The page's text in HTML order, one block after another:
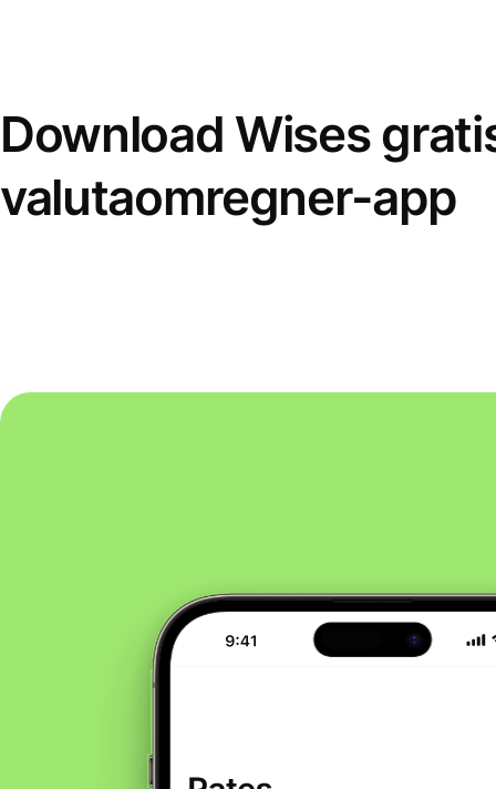
Download Wises
valutaomregner-app